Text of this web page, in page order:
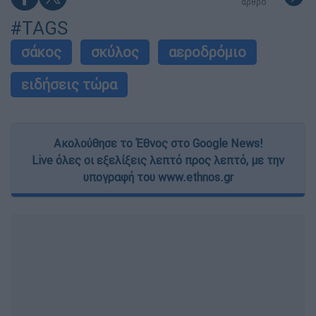
#TAGS
σάκος σκύλος
αεροδρόμιο
ειδήσεις τώρα
Ακολούθησε το Έθνος στο Google News!
Live όλες οι εξελίξεις λεπτό προς λεπτό, με την
υπογραφή του www.ethnos.gr